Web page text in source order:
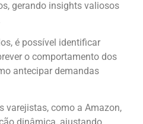
gerando insights valiosos
é possível identificar
o comportamento dos
antecipar demandas
varejistas, como a Amazon,